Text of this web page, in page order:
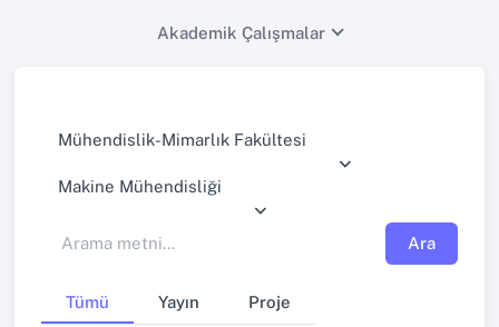
Akademik Çalışmalar
Mühendislik-Mimarlık Fakültesi
Makine Mühendisliği
Ara
Tümü Yayın Proje